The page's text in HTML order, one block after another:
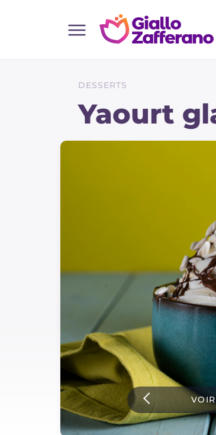
Toutes les recettes
Plats principaux
Instagram
YouTube
DESSERTS
Yaourt